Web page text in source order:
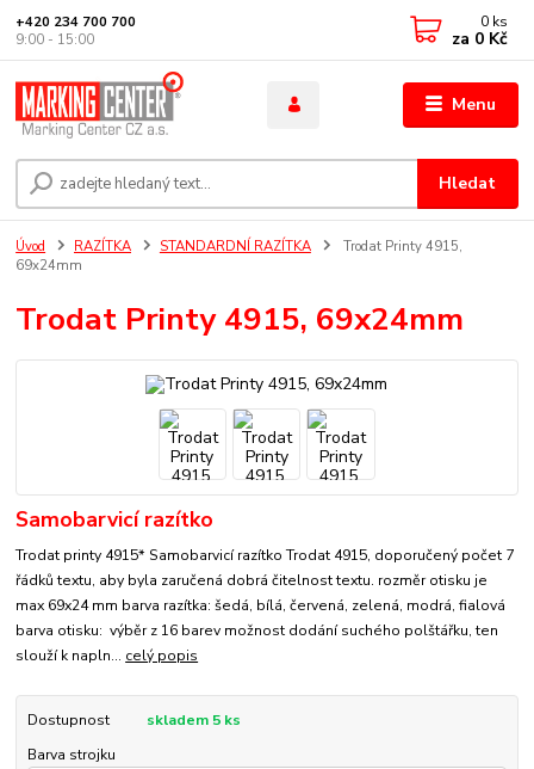
Menu
Hledat
+420 234 700 700
9:00 - 15:00
0 ks
za 0 Kč
Úvod RAZÍTKA STANDARDNÍ RAZÍTKA
Trodat Printy 4915,
69x24mm
Trodat Printy 4915, 69x24mm
Samobarvicí razítko
Trodat printy 4915* Samobarvicí razítko Trodat 4915, doporučený počet 7
řádků textu, aby byla zaručená dobrá čitelnost textu. rozměr otisku je
max 69x24 mm barva razítka: šedá, bílá, červená, zelená, modrá, fialová
barva otisku: výběr z 16 barev možnost dodání suchého polštářku, ten
slouží k napln... celý popis
Dostupnost
skladem 5 ks
Barva strojku